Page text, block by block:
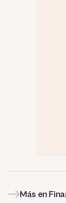
Más en